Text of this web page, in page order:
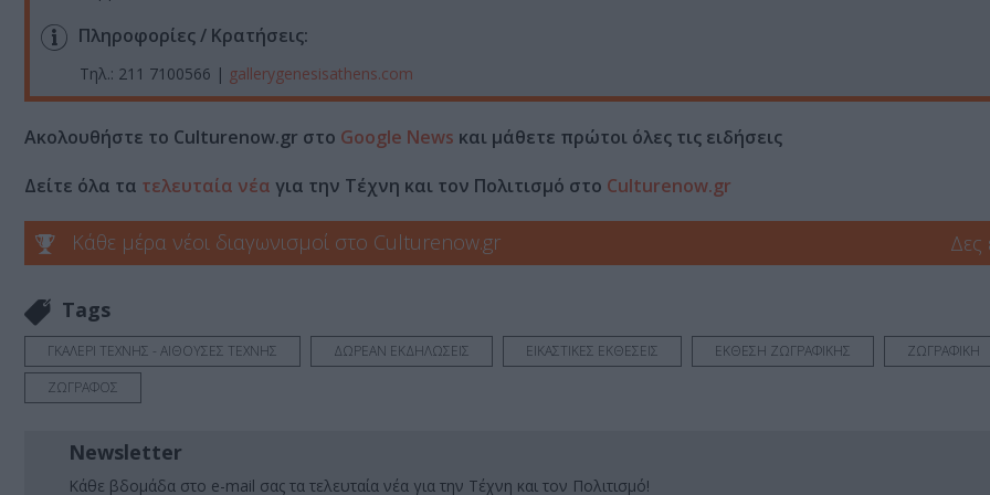
Πληροφορίες / Κρατήσεις:
Τηλ.: 211 7100566 | gallerygenesisathens.com
Ακολουθήστε το Culturenow.gr στο Google News και μάθετε πρώτοι όλες τις ειδήσεις
Δείτε όλα τα τελευταία νέα για την Τέχνη και τον Πολιτισμό στο Culturenow.gr
Κάθε μέρα νέοι διαγωνισμοί στο Culturenow.gr Δες
Tags
ΓΚΑΛΕΡΙ ΤΕΧΝΗΣ - ΑΙΘΟΥΣΕΣ ΤΕΧΝΗΣ ΔΩΡΕΑΝ ΕΚΔΗΛΩΣΕΙΣ ΕΙΚΑΣΤΙΚΕΣ ΕΚΘΕΣΕΙΣ ΕΚΘΕΣΗ ΖΩΓΡΑΦΙΚΗΣ
ΖΩΓΡΑΦΙΚΗ
ΖΩΓΡΑΦΟΣ
Newsletter
Κάθε βδομάδα στο e-mail σας τα τελευταία νέα για την Τέχνη και τον Πολιτισμό!